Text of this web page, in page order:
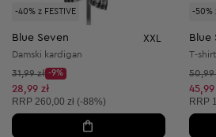
-40% z FESTIVE
Blue Seven XXL
Damski kardigan
Cena początkowa:
31,99 zł
Discount Price:
-9%
Obniżona cena:
28,99 zł
Cena sugerowana:
RRP 260,00 zł (-88%)
-50%
Blue
T-
Cena
50,99
45,99
Cena
RRP